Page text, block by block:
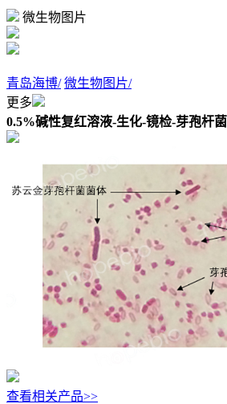
微生物图片
青岛海博/ 微生物图片/
更多
0.5%碱性复红溶液-生化-镜检-芽孢杆菌
查看相关产品>>